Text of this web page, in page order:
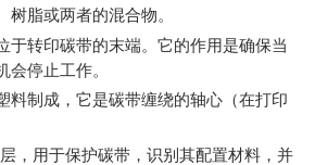
脂或两者的混合物。
于转印碳带的末端。它的作用是确保当
停止工作。
料制成，它是碳带缠绕的轴心（在打印
，用于保护碳带，识别其配置材料，并